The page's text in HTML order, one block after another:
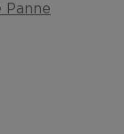
Panne